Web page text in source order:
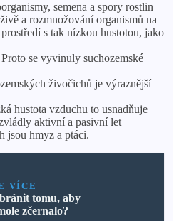
semena a spory rostlin
a rozmnožování organismů na
s tak nízkou hustotou, jako
se vyvinuly suchozemské
živočichů je výraznější
hustota vzduchu to usnadňuje
aktivní a pasivní let
jsou hmyz a ptáci.
VÍCE
tomu, aby
zčernalo?